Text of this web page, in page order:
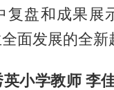
复盘和成果展
面发展的全新
英小学教师 李